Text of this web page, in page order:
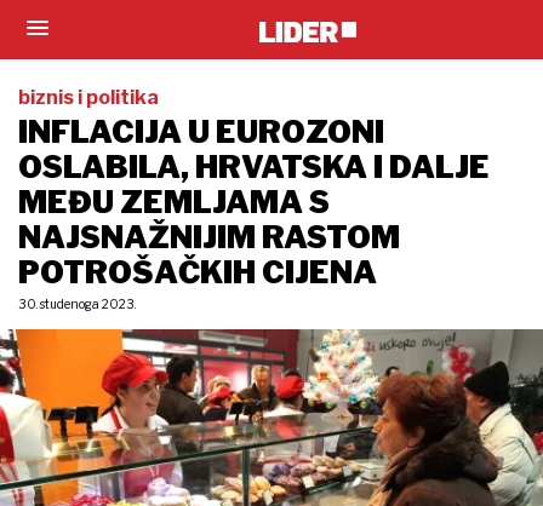
biznis i politika
INFLACIJA U EUROZONI
OSLABILA, HRVATSKA I DALJE
MEĐU ZEMLJAMA S
NAJSNAŽNIJIM RASTOM
POTROŠAČKIH CIJENA
30. studenoga 2023.